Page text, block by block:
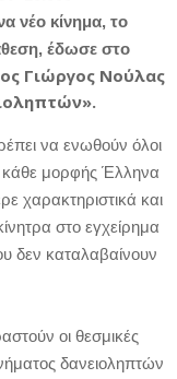
νέο κίνημα, το
έδωσε στο
Γιώργος Νούλας
να ενωθούν όλοι
κάθε μορφής Έλληνα
χαρακτηριστικά και
στο εγχείρημα
δεν καταλαβαίνουν
οι θεσμικές
δανειοληπτών